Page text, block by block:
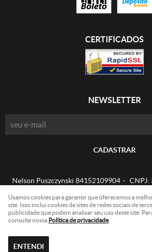
CERTIFICADOS
NEWSLETTER
CADASTRAR
Nelson Puszczynski 84152109904 CNPJ:
LOJA VIRTUAL CRIADA POR
Usamos cookies para garantir que oferecemos a
site. Isso inclui cookies de sites de redes sociais de
publicidade que podem analisar seu uso deste site.
consulte nossa Política de privacidade.
ENTENDI